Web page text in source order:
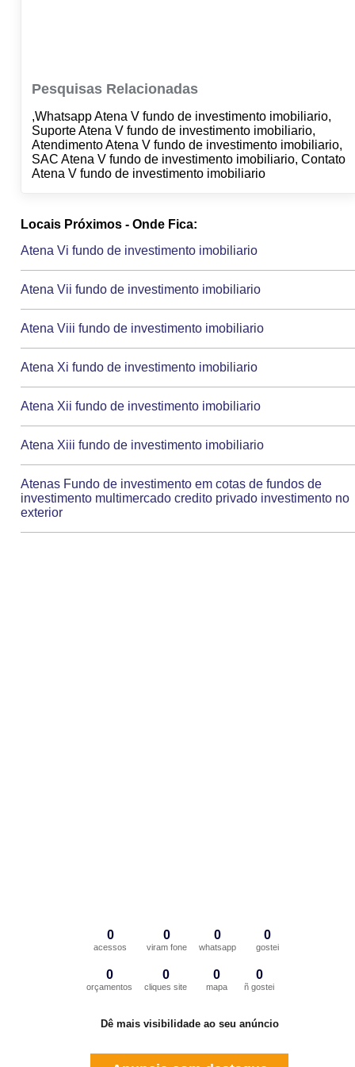
Pesquisas Relacionadas
,Whatsapp Atena V fundo de investimento imobiliario,
Suporte Atena V fundo de investimento imobiliario,
Atendimento Atena V fundo de investimento imobiliario,
SAC Atena V fundo de investimento imobiliario, Contato
Atena V fundo de investimento imobiliario
Locais Próximos - Onde Fica:
Atena Vi fundo de investimento imobiliario
Atena Vii fundo de investimento imobiliario
Atena Viii fundo de investimento imobiliario
Atena Xi fundo de investimento imobiliario
Atena Xii fundo de investimento imobiliario
Atena Xiii fundo de investimento imobiliario
Atenas Fundo de investimento em cotas de fundos de
investimento multimercado credito privado investimento no
exterior
0
acessos
0
viram fone
0
whatsapp
0
gostei
0
orçamentos
0
cliques site
0
mapa
0
ñ gostei
Dê mais visibilidade ao seu anúncio